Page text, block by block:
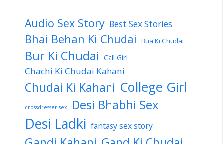
Audio Sex Story Best Sex Stories
Bhai Behan Ki Chudai Bua Ki Chudai
Bur Ki Chudai Call Girl
Chachi Ki Chudai Kahani
Chudai Ki Kahani College Girl
crossdresser sex Desi Bhabhi Sex
Desi Ladki fantasy sex story